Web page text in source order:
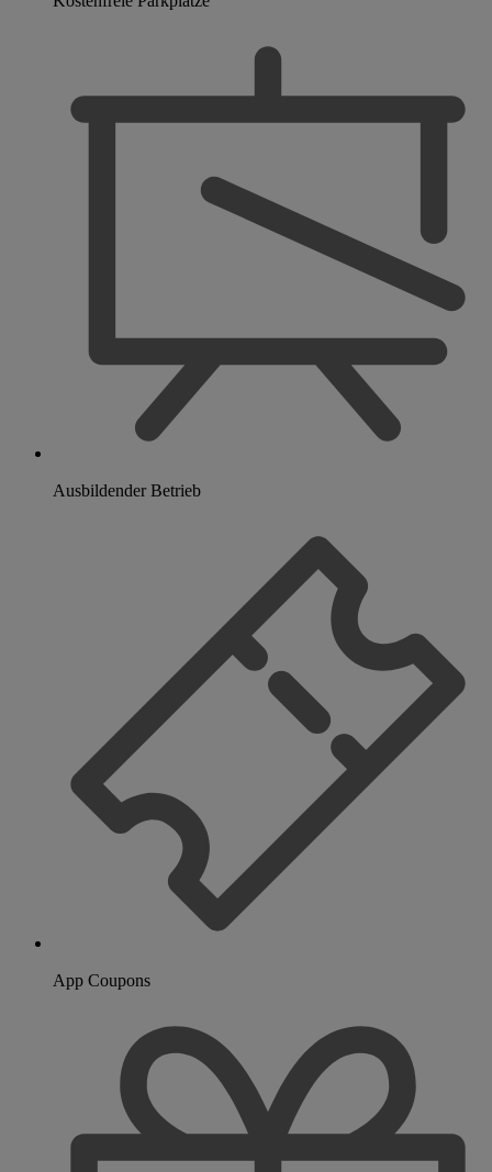
Ausbildender Betrieb
App Coupons